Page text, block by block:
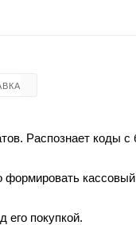
Распознает коды
формировать
его покупкой.